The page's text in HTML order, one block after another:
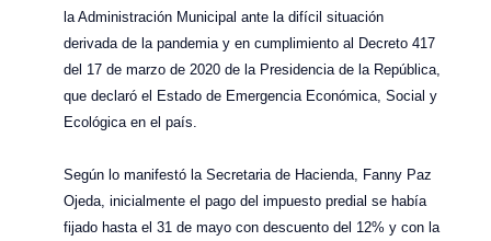
la Administración Municipal ante la difícil situación
derivada de la pandemia y en cumplimiento al Decreto 417
del 17 de marzo de 2020 de la Presidencia de la República,
que declaró el Estado de Emergencia Económica, Social y
Ecológica en el país.
Según lo manifestó la Secretaria de Hacienda, Fanny Paz
Ojeda, inicialmente el pago del impuesto predial se había
fijado hasta el 31 de mayo con descuento del 12% y con la